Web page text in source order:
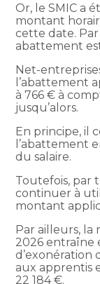
Or, le SMIC a
montant
cette date.
abattement
Net-
l’abattement
à 766 € à
jusqu’alors.
En principe, il
l’abattement
du salaire.
Toutefois, par
continuer à
montant
Par ailleurs, la
2026 entraîne
d’exonération
aux apprentis
22 184 €.